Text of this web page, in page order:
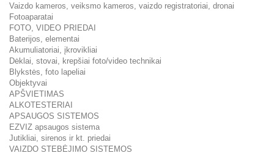
Vaizdo kameros, veiksmo kameros, vaizdo registratoriai, dronai
Fotoaparatai
FOTO, VIDEO PRIEDAI
Baterijos, elementai
Akumuliatoriai, įkrovikliai
Dėklai, stovai, krepšiai foto/video technikai
Blykstės, foto lapeliai
Objektyvai
APŠVIETIMAS
ALKOTESTERIAI
APSAUGOS SISTEMOS
EZVIZ apsaugos sistema
Jutikliai, sirenos ir kt. priedai
VAIZDO STEBĖJIMO SISTEMOS